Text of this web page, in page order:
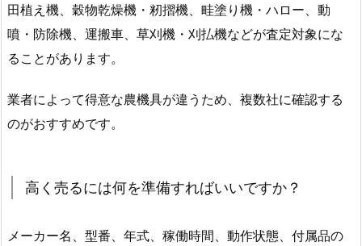
田植え機、穀物乾燥機・籾摺機、畦塗り機・ハロー、動
噴・防除機、運搬車、草刈機・刈払機などが査定対象にな
ることがあります。
業者によって得意な農機具が違うため、複数社に確認する
のがおすすめです。
高く売るには何を準備すればいいですか？
メーカー名、型番、年式、稼働時間、動作状態、付属品の